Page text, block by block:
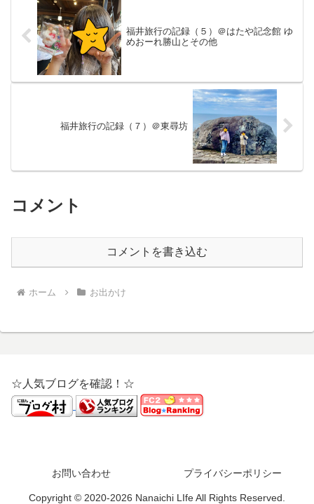
福井旅行の記録（５）＠はたや記念館 ゆ
めおーれ勝山とその他
福井旅行の記録（７）＠東尋坊
コメント
コメントを書き込む
ホーム お出かけ
☆人気ブログを確認！☆
お問い合わせ プライバシーポリシー
Copyright © 2020-2026 Nanaichi LIfe All Rights Reserved.